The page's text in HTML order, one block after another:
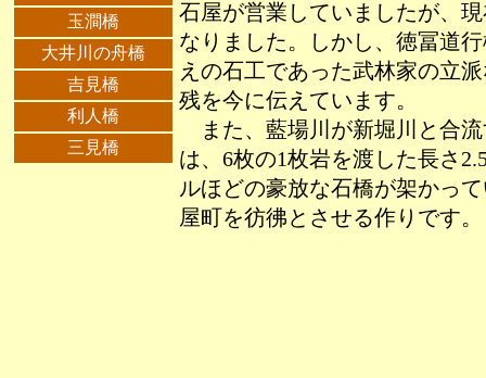
玉澗橋
大井川の舟橋
吉見橋
利人橋
三見橋
石屋が営業していましたが、
なりました。しかし、徳冨道
えの石工であった武林家の立
残を今に伝えています。
また、藍場川が新堀川と合
は、6枚の1枚岩を渡した長さ
ルほどの豪放な石橋が架かっ
屋町を彷彿とさせる作りです。